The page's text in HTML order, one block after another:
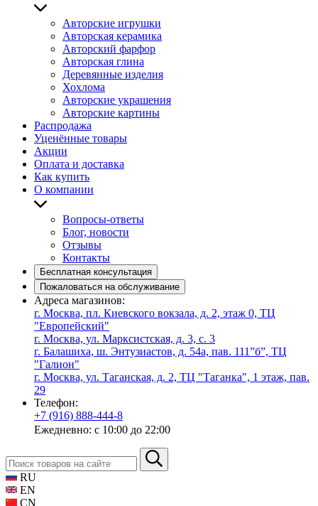
Авторские игрушки
Авторская керамика
Авторский фарфор
Авторская глина
Деревянные изделия
Хохлома
Авторские украшения
Авторские картины
Распродажа
Уценённые товары
Акции
Оплата и доставка
Как купить
О компании
Вопросы-ответы
Блог, новости
Отзывы
Контакты
Бесплатная консультация
Пожаловаться на обслуживание
Адреса магазинов:
г. Москва, пл. Киевского вокзала, д. 2, этаж 0, ТЦ
"Европейский"
г. Москва, ул. Марксистская, д. 3, с. 3
г. Балашиха, ш. Энтузиастов, д. 54а, пав. 111”б”, ТЦ
"Галион"
г. Москва, ул. Таганская, д. 2, ТЦ "Таганка", 1 этаж, пав.
29
Телефон:
+7 (916) 888-444-8
Ежедневно: с 10:00 до 22:00
RU
EN
CN